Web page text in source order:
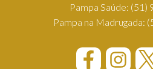
Pampa Saúde: (51)
Pampa na Madrugada: